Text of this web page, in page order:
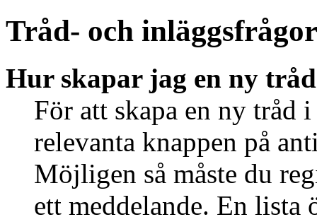
Tråd- och inläggsfrågor
Hur skapar jag en ny
För att skapa en ny tråd
relevanta knappen på
Möjligen så måste du
ett meddelande. En